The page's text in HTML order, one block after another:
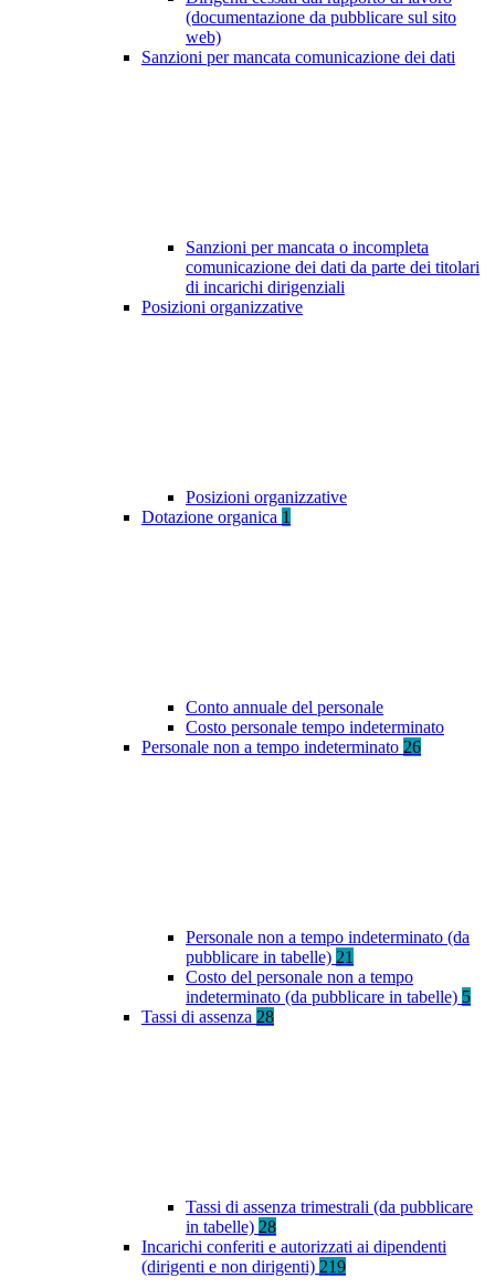
(documentazione da pubblicare sul sito
web)
Sanzioni per mancata comunicazione dei dati
Sanzioni per mancata o incompleta
comunicazione dei dati da parte dei titolari
di incarichi dirigenziali
Posizioni organizzative
Posizioni organizzative
Dotazione organica 1
Conto annuale del personale
Costo personale tempo indeterminato
Personale non a tempo indeterminato 26
Personale non a tempo indeterminato (da
pubblicare in tabelle) 21
Costo del personale non a tempo
indeterminato (da pubblicare in tabelle) 5
Tassi di assenza 28
Tassi di assenza trimestrali (da pubblicare
in tabelle) 28
Incarichi conferiti e autorizzati ai dipendenti
(dirigenti e non dirigenti) 219